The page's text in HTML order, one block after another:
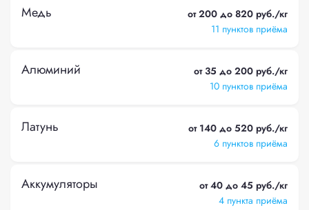
Медь
от 200 до 820 руб./кг
11 пунктов приёма
Алюминий
от 35 до 200 руб./кг
10 пунктов приёма
Латунь
от 140 до 520 руб./кг
6 пунктов приёма
Аккумуляторы
от 40 до 45 руб./кг
4 пункта приёма